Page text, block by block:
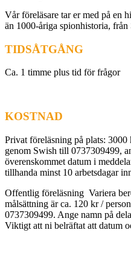
Vår föreläsare tar er med på en
än 1000-åriga spionhistoria,
TIDSÅTGÅNG
Ca. 1 timme plus tid för frågor
KOSTNAD
Privat föreläsning på plats:
genom Swish till 0737309499,
överenskommet datum i
tillhanda minst 10 arbetsdagar
Offentlig föreläsning Variera
målsättning är ca. 120 kr /
0737309499. Ange namn på
Viktigt att ni belräftat att datum